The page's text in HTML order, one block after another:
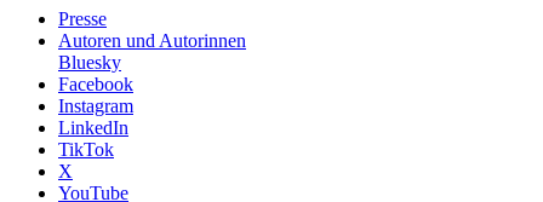
Presse
Autoren und Autorinnen
Bluesky
Facebook
Instagram
LinkedIn
TikTok
X
YouTube